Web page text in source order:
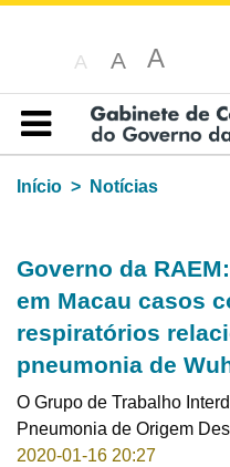
A A A
Índice
Início
Notícias
Governo da
em Macau casos
respiratórios
pneumonia de
O Grupo de Trabalho
Pneumonia de Origem
2020-01-16 20:27